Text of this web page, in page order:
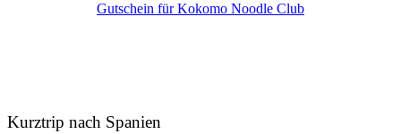
Gutschein für Kokomo Noodle Club
Kurztrip nach Spanien